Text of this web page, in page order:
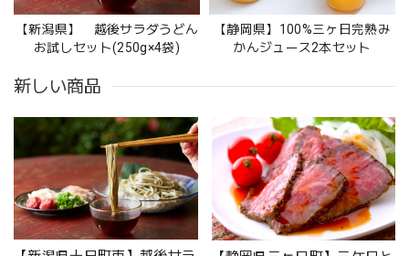
【新潟県】 越後サラダうどん
お試しセット(250g×4袋)
【静岡県】100%三ヶ日完熟み
かんジュース2本セット
新しい商品